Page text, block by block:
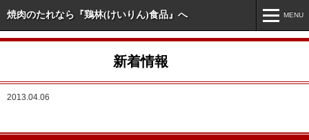
焼肉のたれなら『鶏林(けいりん)食品』へ MENU
MENU
新着情報
新着情報
2013.04.06